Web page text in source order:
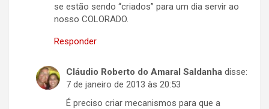
se estão sendo “criados” para um dia servir ao
nosso COLORADO.
Responder
Cláudio Roberto do Amaral Saldanha disse:
7 de janeiro de 2013 às 20:53
É preciso criar mecanismos para que a